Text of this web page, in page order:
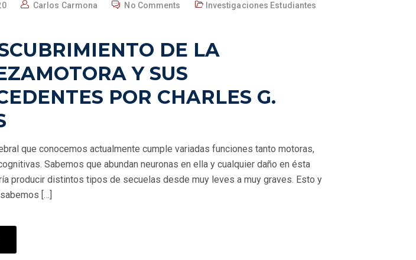
Carlos Carmona No Comments
Investigaciones Estudiantes
DE LA
Y SUS
POR CHARLES G.
que conocemos actualmente cumple variadas funciones tanto motoras,
Sabemos que abundan neuronas en ella y cualquier daño en ésta
producir distintos tipos de secuelas desde muy leves a muy graves. Esto y
[…]